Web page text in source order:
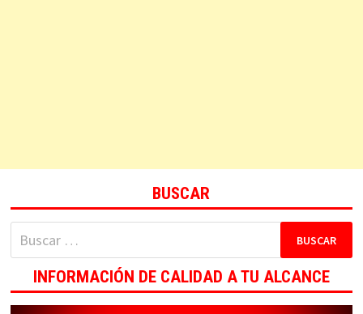
BUSCAR
Buscar:
INFORMACIÓN DE CALIDAD A TU ALCANCE